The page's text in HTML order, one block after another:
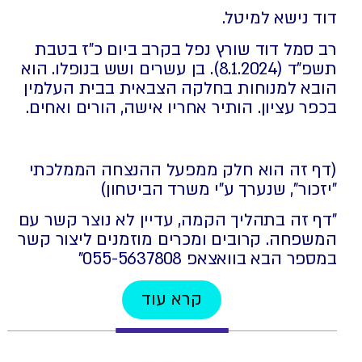
דוד נישא למיטל.
רב סמל דוד שורץ נפל בקרב ביום כ"ז בטבת
תשפ"ד (8.1.2024). בן עשרים ושש בנופלו. הוא
הובא למנוחות בחלקה הצבאית בבית העלמין
בכפר עציון. הותיר אחריו אישה, הורים ואחים.
(דף זה הוא חלק ממפעל ההנצחה הממלכתי
"יזכור", שנערך ע"י משרד הביטחון)
"דף זה בתהליך הקמה, עדיין לא נוצר קשר עם
המשפחה. קרובים ומכרים מוזמנים ליצור קשר
במספר הבא בוואצאפ 055-5637808⁩"
קרא עוד